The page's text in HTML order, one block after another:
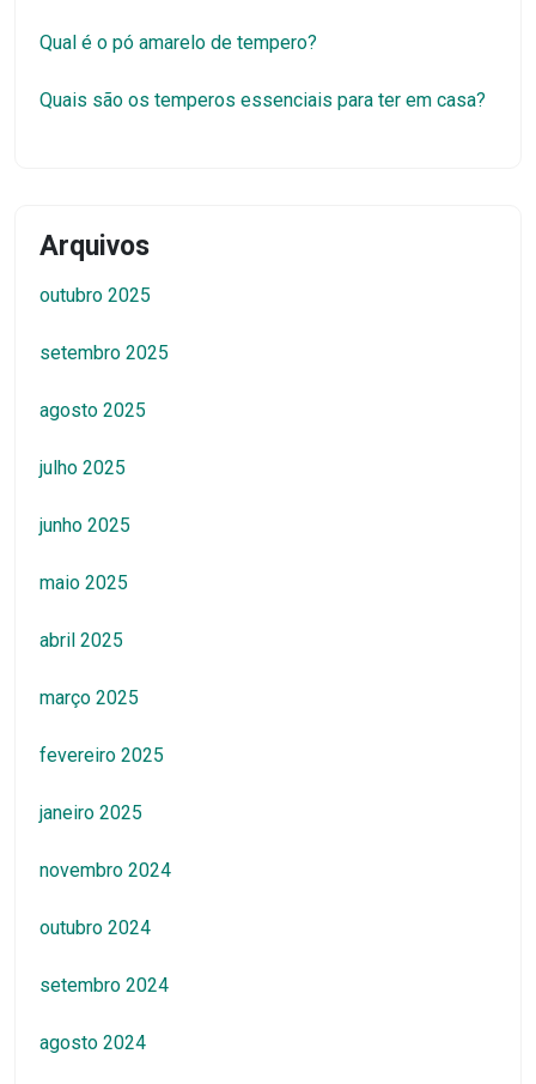
Qual é o pó amarelo de tempero?
Quais são os temperos essenciais para ter em casa?
Arquivos
outubro 2025
setembro 2025
agosto 2025
julho 2025
junho 2025
maio 2025
abril 2025
março 2025
fevereiro 2025
janeiro 2025
novembro 2024
outubro 2024
setembro 2024
agosto 2024